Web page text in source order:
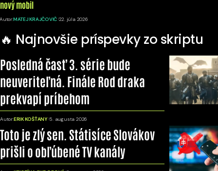
nový mobil
Autor:MATEJ KRAJČOVIČ 22. júla 2026
🔥 Najnovšie príspevky zo skriptu
Posledná časť 3. série bude
neuveriteľná. Finále Rod draka
prekvapí príbehom
Autor:ERIK KOŠŤANY 5. augusta 2026
Toto je zlý sen. Státisíce Slovákov
prišli o obľúbené TV kanály